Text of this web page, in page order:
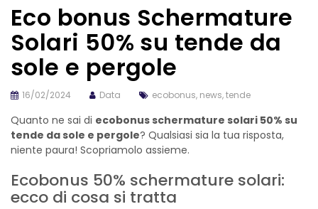
Eco bonus Schermature
Solari 50% su tende da
sole e pergole
16/02/2024 Data ecobonus, news,tende
Quanto ne sai di ecobonus schermature solari 50% su
tende da sole e pergole? Qualsiasi sia la tua risposta,
niente paura! Scopriamolo assieme.
Ecobonus 50% schermature solari:
ecco di cosa si tratta